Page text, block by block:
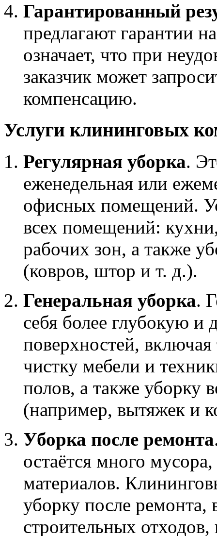
Гарантированный
предлагают гарантии
означает, что при
заказчик может
компенсацию.
Услуги клининговых
Регулярная уборка.
еженедельная или
офисных помещений.
всех помещений:
рабочих зон, а также
(ковров, штор и т. д.).
Генеральная уборка.
себя более глубокую и
поверхностей,
чистку мебели и
полов, а также уборку
(например, вытяжек и
Уборка после ремонта
остаётся много
материалов.
уборку после ремонта,
строительных